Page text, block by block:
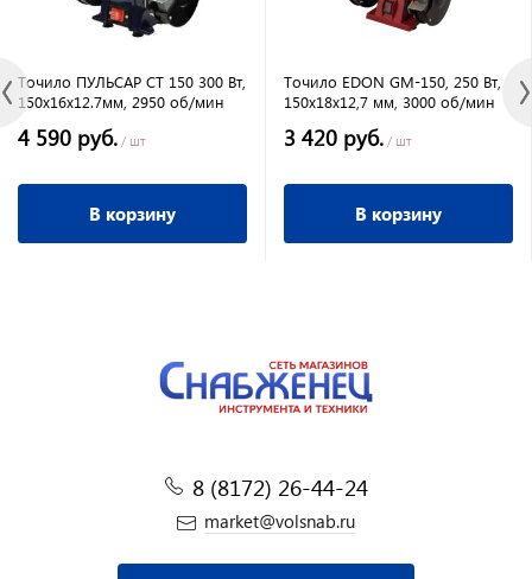
Точило ПУЛЬСАР СТ 150 300 Вт,
150х16х12.7мм, 2950 об/мин
4 590 руб. / шт
В корзину
Точило EDON GM-150, 250 Вт,
150х18х12,7 мм, 3000 об/мин
3 420 руб. / шт
В корзину
8 (8172) 26-44-24
market@volsnab.ru